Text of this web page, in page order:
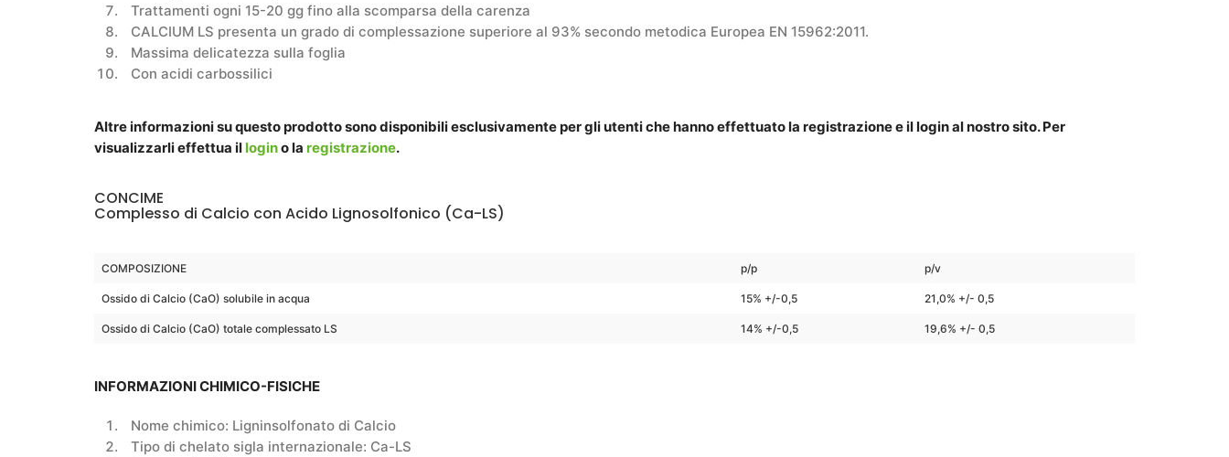
Trattamenti ogni 15-20 gg fino alla scomparsa della carenza
CALCIUM LS presenta un grado di complessazione superiore al 93% secondo metodica Europea EN 15962:2011.
Massima delicatezza sulla foglia
Con acidi carbossilici
Altre informazioni su questo prodotto sono disponibili esclusivamente per gli utenti che hanno effettuato la registrazione e il login al nostro sito. Per
visualizzarli effettua il logino la registrazione.
CONCIME
Complesso di Calcio con Acido Lignosolfonico (Ca-LS)
COMPOSIZIONE p/p p/v
Ossido di Calcio (CaO) solubile in acqua 15% +/-0,5 21,0% +/- 0,5
Ossido di Calcio (CaO) totale complessato LS 14% +/-0,5 19,6% +/- 0,5
INFORMAZIONI CHIMICO-FISICHE
Nome chimico: Ligninsolfonato di Calcio
Tipo di chelato sigla internazionale: Ca-LS